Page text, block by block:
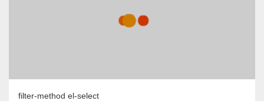
filter-method el-select